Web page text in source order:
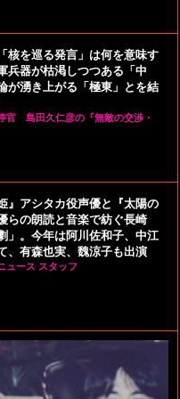
核を巡る発言」は何を意味す
兵器が枯渇しつつある「中
が湧き上がる「極東」とを結
官 島田久仁彦の『無敵の交渉・
』アシタカ役声優と『太陽の
らの朗読と音楽で紡ぐ長崎
」。今年は阿川佐和子、中江
、有森也実、魏涼子も出演
ュース スタッフ